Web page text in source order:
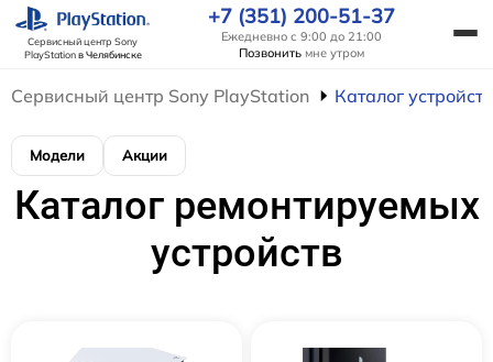
Сервисный центр Sony
PlayStationв Челябинске
+7 (351) 200-51-37
Ежедневно с 9:00 до 21:00
Позвонить мне утром
Сервисный центр Sony PlayStation Каталог устройств
Модели Акции
Каталог ремонтируемых
устройств